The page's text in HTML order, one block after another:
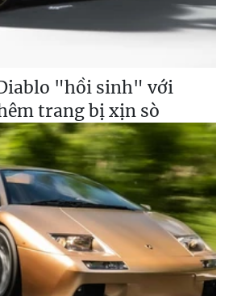
"hồi sinh" với
trang bị xịn sò